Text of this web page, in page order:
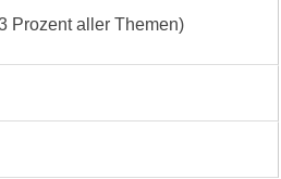
Prozent aller Themen)